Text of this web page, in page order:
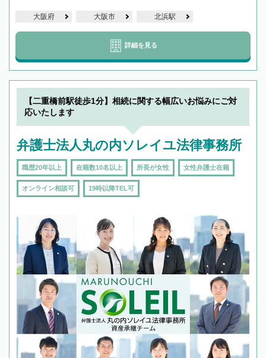
大阪府 大阪市 北浜駅
詳細を見る
【二重橋前駅徒歩1分】相続に関する幅広いお悩みにご対
応いたします
弁護士法人丸の内ソレイユ法律事務所
職歴20年以上 在籍数10名以上 所長が女性 女性弁護士在籍
オンライン相談可 19時以降TEL可